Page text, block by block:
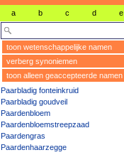
a b c d e
toon wetenschappelijke namen
verberg synoniemen
toon alleen geaccepteerde namen
Paarbladig fonteinkruid
Paarbladig goudveil
Paardenbloem
Paardenbloemstreepzaad
Paardengras
Paardenhaarzegge